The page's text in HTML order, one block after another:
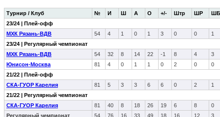
Турнир / Клуб № И Ш А О +/- Штр ШР ШБ
23/24 | Плей-офф
МХК Рязань-ВДВ
54 4 1 0 1 3 0 0
1
23/24 | Регулярный чемпионат
МХК Рязань-ВДВ
54 32 8 14 22 -1 8 4
3
Юнисон-Москва
81 4 0 1 1 0 2 0
0
21/22 | Плей-офф
СКА-ГУОР Карелия
81 5 3 3 6 6 0 2
1
21/22 | Регулярный чемпионат
СКА-ГУОР Карелия
81 40 8 18 26 19 6 8
0
Регулярный чемпионат
54 76 16 33 49 18 16 12
3